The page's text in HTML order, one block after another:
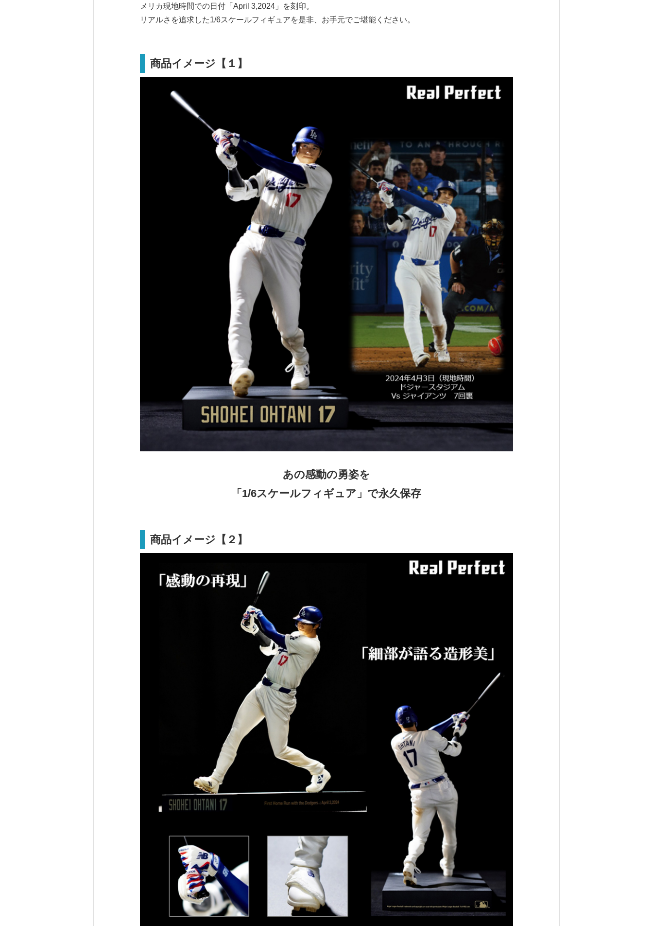
メリカ現地時間での日付「April 3,2024」を刻印。
リアルさを追求した1/6スケールフィギュアを是非、お手元でご堪能ください。
商品イメージ【１】
あの感動の勇姿を
「1/6スケールフィギュア」で永久保存
商品イメージ【２】
Japanese
English